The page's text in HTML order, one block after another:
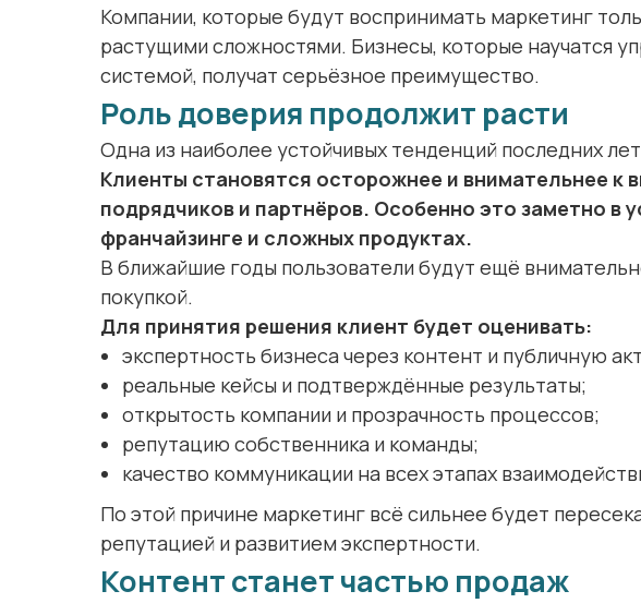
Компании, которые будут воспринимать маркетинг
растущими сложностями. Бизнесы, которые научатся
системой, получат серьёзное преимущество.
Роль доверия продолжит расти
Одна из наиболее устойчивых тенденций последних
Клиенты становятся осторожнее и внимательнее к
подрядчиков и партнёров. Особенно это заметно в
франчайзинге и сложных продуктах.
В ближайшие годы пользователи будут ещё
покупкой.
Для принятия решения клиент будет оценивать:
экспертность бизнеса через контент и публичную
реальные кейсы и подтверждённые результаты;
открытость компании и прозрачность процессов;
репутацию собственника и команды;
качество коммуникации на всех этапах
По этой причине маркетинг всё сильнее будет
репутацией и развитием экспертности.
Контент станет частью продаж